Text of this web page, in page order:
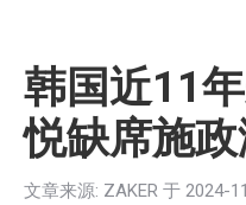
韩国近11
悦缺席施
文章来源: ZAKER 于 2024-